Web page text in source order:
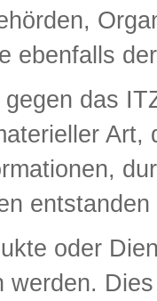
ebenfalls
das
oder
werden.